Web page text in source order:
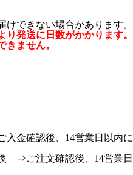
できない場合があります。
り発送に日数がかかります。
きません。
金確認後、14営業日以内に
⇒ご注文確認後、14営業日